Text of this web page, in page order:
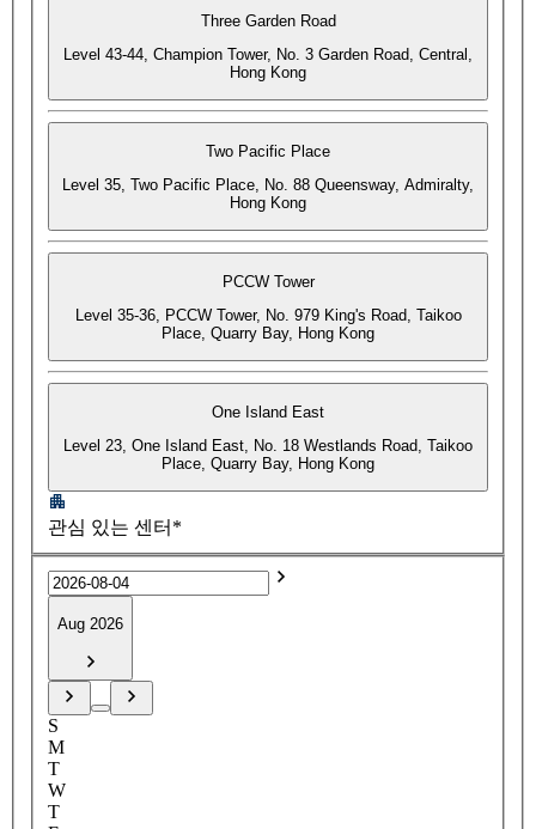
Three Garden Road
Level 43-44, Champion Tower, No. 3 Garden Road, Central,
Hong Kong
Two Pacific Place
Level 35, Two Pacific Place, No. 88 Queensway, Admiralty,
Hong Kong
PCCW Tower
Level 35-36, PCCW Tower, No. 979 King's Road, Taikoo
Place, Quarry Bay, Hong Kong
One Island East
Level 23, One Island East, No. 18 Westlands Road, Taikoo
Place, Quarry Bay, Hong Kong
관심 있는 센터*
Aug 2026
S
M
T
W
T